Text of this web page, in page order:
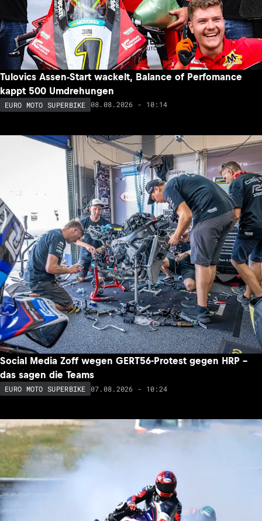
Tulovics Assen-Start wackelt, Balance of Perfomance
kappt 500 Umdrehungen
EURO MOTO SUPERBIKE 08.08.2026 - 10:14
Social Media Zoff wegen GERT56-Protest gegen HRP –
das sagen die Teams
EURO MOTO SUPERBIKE 07.08.2026 - 10:24